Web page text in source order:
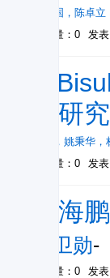
朱训国 ， 陈卓立
被引量：0
发
α-
能研究
， 姚秉华 ，
被引量：0
发
任海
王卫勋-
被引量：0 发